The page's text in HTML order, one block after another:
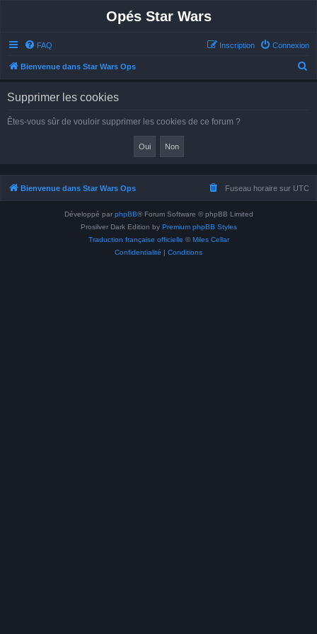
Opés Star Wars
FAQ Connexion
Inscription
Bienvenue dans Star Wars Ops
e
Supprimer les cookies
Êtes-vous sûr de vouloir supprimer les cookies de ce forum ?
Bienvenue dans Star Wars Ops Fuseau horaire sur UTC
Développé par phpBB® Forum Software © phpBB Limited
Prosilver Dark Edition by Premium phpBB Styles
Traduction française officielle © Miles Cellar
Confidentialité | Conditions